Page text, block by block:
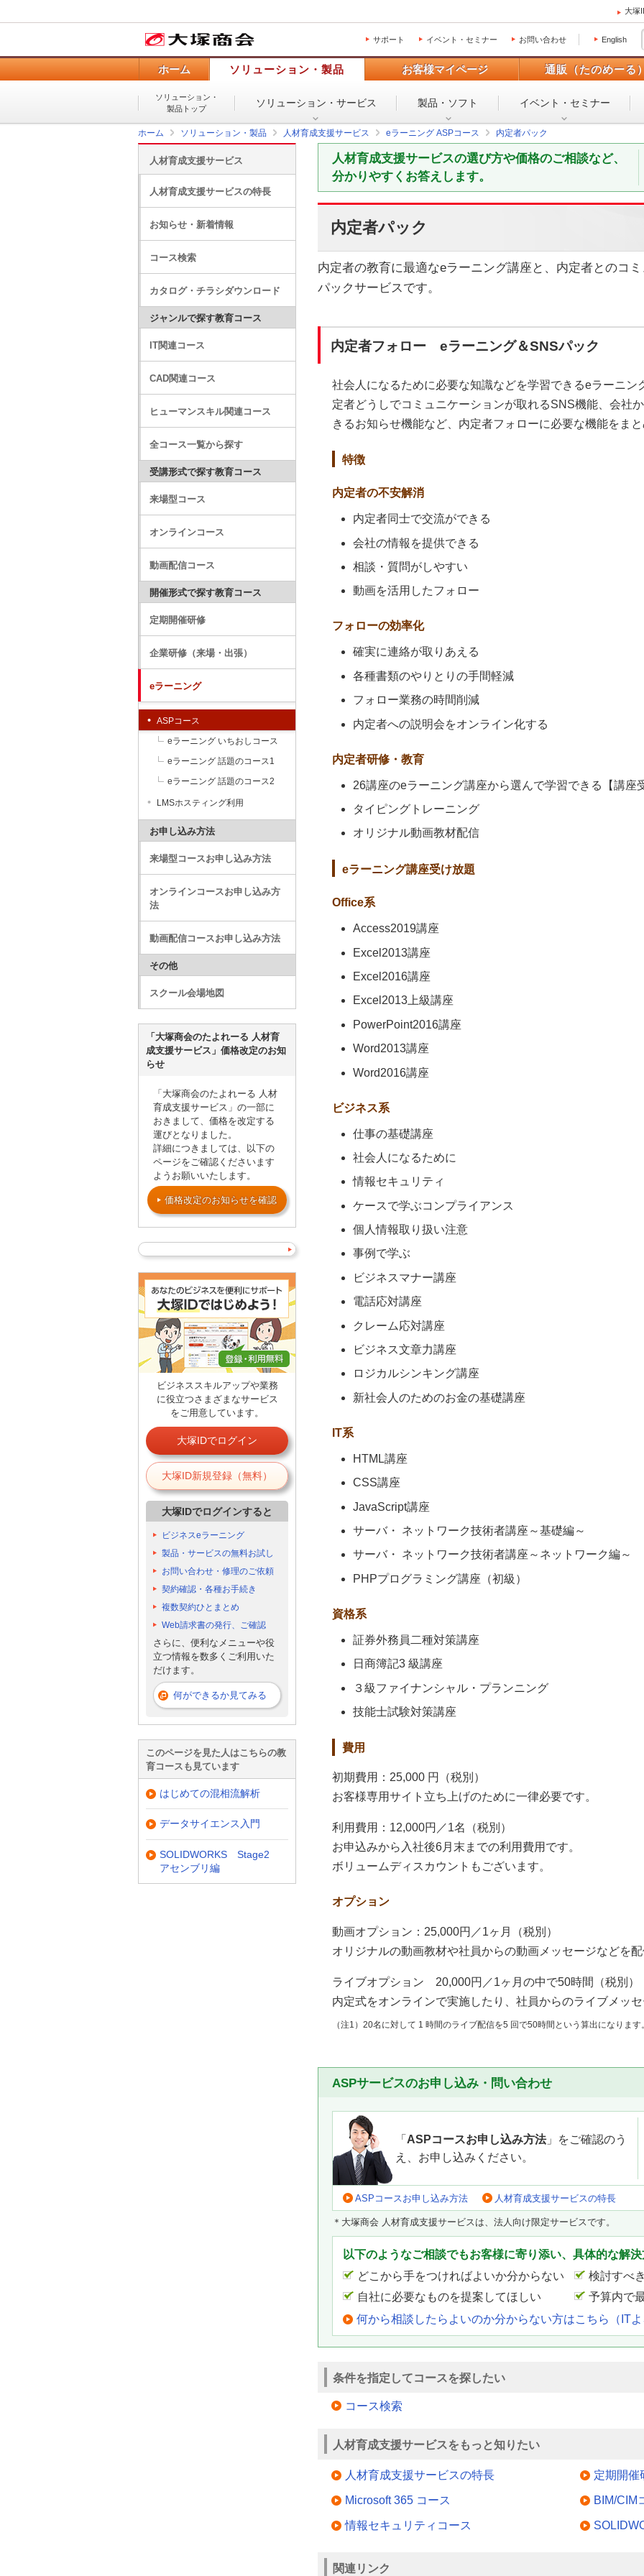
大塚
サポート イベント・セミナー お問い合わせ English
ホーム ソリューション・製品 お客様マイページ 通販（たのめーる）
ソリューション・
製品トップ
ソリューション・ サービス 製品・ソフト イベント・ セミナー
ホーム ソリューション・製品 人材育成支援サービス eラーニング ASPコース 内定者パック
人材育成支援サービスの選び方や価格のご相談など、
分かりやすくお答えします。
内定者パック
内定者の教育に最適なeラーニング講座と、内定者とのコ
パックサービスです。
内定者フォロー eラーニング＆SNSパック
社会人になるために必要な知識などを学習できるeラーニン
定者どうしでコミュニケーションが取れるSNS機能、会社
きるお知らせ機能など、内定者フォローに必要な機能をま
特徴
内定者の不安解消
内定者同士で交流ができる
会社の情報を提供できる
相談・質問がしやすい
動画を活用したフォロー
フォローの効率化
確実に連絡が取りあえる
各種書類のやりとりの手間軽減
フォロー業務の時間削減
内定者への説明会をオンライン化する
内定者研修・教育
26講座のeラーニング講座から選んで学習できる【講座
タイピングトレーニング
オリジナル動画教材配信
eラーニング講座受け放題
Office系
Access2019講座
Excel2013講座
Excel2016講座
Excel2013上級講座
PowerPoint2016講座
Word2013講座
Word2016講座
ビジネス系
仕事の基礎講座
社会人になるために
情報セキュリティ
ケースで学ぶコンプライアンス
個人情報取り扱い注意
事例で学ぶ
ビジネスマナー講座
電話応対講座
クレーム応対講座
ビジネス文章力講座
ロジカルシンキング講座
新社会人のためのお金の基礎講座
IT系
HTML講座
CSS講座
JavaScript講座
サーバ・ ネットワーク技術者講座～基礎編～
サーバ・ ネットワーク技術者講座～ネットワーク編～
PHPプログラミング講座（初級）
資格系
証券外務員二種対策講座
日商簿記3 級講座
３級ファイナンシャル・プランニング
技能士試験対策講座
費用
初期費用：25,000 円（税別）
お客様専用サイト立ち上げのために一律必要です。
利用費用：12,000円／1名（税別）
お申込みから入社後6月末までの利用費用です。
ボリュームディスカウントもございます。
オプション
動画オプション：25,000円／1ヶ月（税別）
オリジナルの動画教材や社員からの動画メッセージなどを配
ライブオプション 20,000円／1ヶ月の中で50時間（税別）
内定式をオンラインで実施したり、社員からのライブメッ
（注1）20名に対して 1 時間のライブ配信を5 回で50時間という算出になります。
ASPサービスのお申し込み・問い合わせ
「 ASPコースお申し込み方法」をご確認のう
え、お申し込みください。
ASPコースお申し込み方法 人材育成支援サービスの特長
＊大塚商会 人材育成支援サービスは、法人向け限定サービスです。
以下のようなご相談でもお客様に寄り添い、具体的な解
どこから手をつければよいか分からない
検討すべ
自社に必要なものを提案してほしい
予算内で
何から相談したらよいのか分からない方はこちら（ITよ
条件を指定してコースを探したい
コース検索
人材育成支援サービスをもっと知りたい
人材育成支援サービスの特長 定期開催
Microsoft 365 コース BIM/CIM
情報セキュリティコース
関連リンク
人材育成支援サービス
人材育成支援サービスの特長
お知らせ・新着情報
コース検索
カタログ・チラシダウンロード
ジャンルで探す教育コース
IT関連コース
CAD関連コース
ヒューマンスキル関連コース
全コース一覧から探す
受講形式で探す教育コース
来場型コース
オンラインコース
動画配信コース
開催形式で探す教育コース
定期開催研修
企業研修（来場・出張）
eラーニング
ASPコース
eラーニング いちおしコース
eラーニング 話題のコース1
eラーニング 話題のコース2
LMSホスティング利用
お申し込み方法
来場型コースお申し込み方法
オンラインコースお申し込み方
法
動画配信コースお申し込み方法
その他
スクール会場地図
「大塚商会のたよれーる 人材育
成支援サービス」価格改定のお知
らせ
「大塚商会のたよれーる 人材
育成支援サービス」の一部に
おきまして、価格を改定する
運びとなりました。
詳細につきましては、以下の
ページをご確認くださいます
ようお願いいたします。
価格改定のお知らせを確認
ビジネススキルアップや業務
に役立つさまざまなサービス
をご用意しています。
大塚IDでログイン
大塚ID新規登録（無料）
大塚IDでログインすると
ビジネスeラーニング
製品・サービスの無料お試し
お問い合わせ・修理のご依頼
契約確認・各種お手続き
複数契約ひとまとめ
Web請求書の発行、ご確認
さらに、便利なメニューや役
立つ情報を数多くご利用いた
だけます。
何ができるか見てみる
このページを見た人はこちらの教
育コースも見ています
はじめての混相流解析
データサイエンス入門
SOLIDWORKS Stage2
アセンブリ編